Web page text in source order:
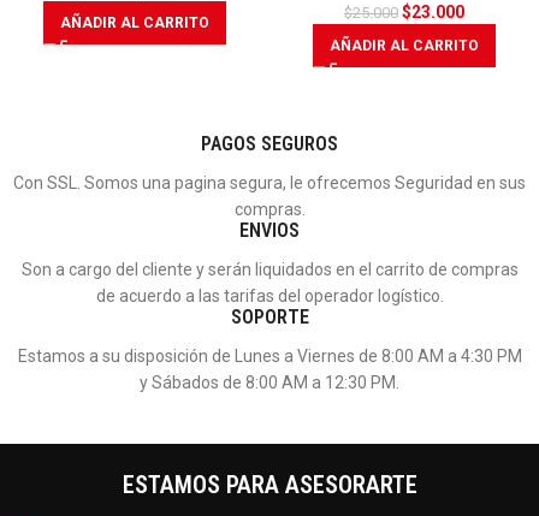
AÑADIR AL CARRITO
$25.000 $23.000
AÑADIR AL CARRITO
PAGOS SEGUROS
Con SSL. Somos una pagina segura, le ofrecemos Seguridad en sus
compras.
ENVIOS
Son a cargo del cliente y serán liquidados en el carrito de compras
de acuerdo a las tarifas del operador logístico.
SOPORTE
Estamos a su disposición de Lunes a Viernes de 8:00 AM a 4:30 PM
y Sábados de 8:00 AM a 12:30 PM.
ESTAMOS PARA ASESORARTE